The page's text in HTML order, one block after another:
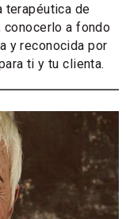
terapéutica de
a fondo
y reconocida por
ti y tu clienta.